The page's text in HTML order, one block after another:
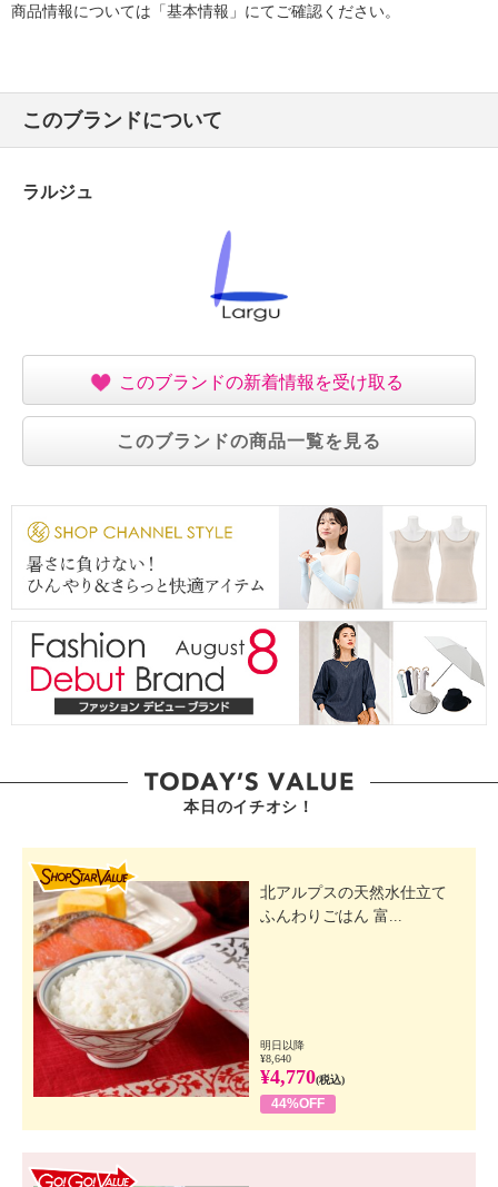
商品情報については「基本情報」にてご確認ください。
このブランドについて
ラルジュ
このブランドの新着情報を受け取る
このブランドの商品一覧を見る
本日のイチオシ！
北アルプスの天然水仕立て
ふんわりごはん 富...
明日以降
¥8,640
¥4,770(税込)
44%OFF